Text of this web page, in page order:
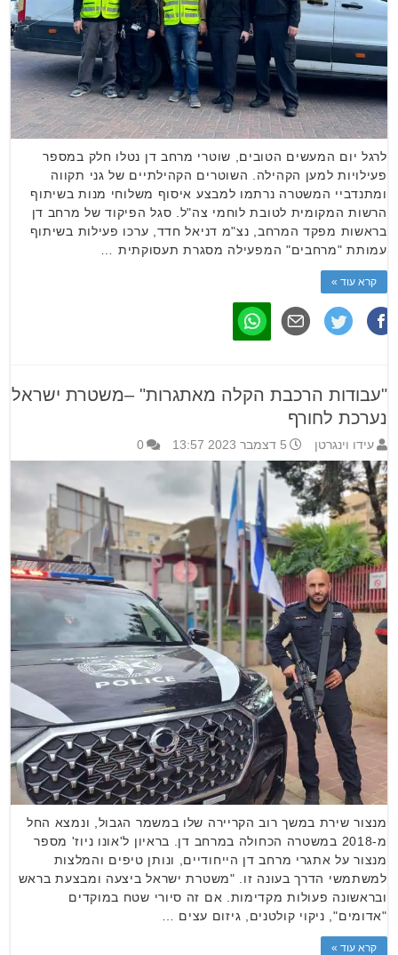
לרגל יום המעשים הטובים, שוטרי מרחב דן נטלו חלק במספר
פעילויות למען הקהילה. השוטרים הקהילתיים של גני תקווה
ומתנדביי המשטרה נרתמו למבצע איסוף משלוחי מנות בשיתוף
הרשות המקומית לטובת לוחמי צה"ל. סגל הפיקוד של מרחב דן
בראשות מפקד המרחב, נצ"מ דניאל חדד, ערכו פעילות בשיתוף
עמותת "מרחבים" המפעילה מסגרת תעסוקתית …
קרא עוד »
"עבודות הרכבת הקלה מאתגרות" –משטרת ישראל
נערכת לחורף
עידו וינגרטן 5 דצמבר 2023 13:57 0
מנצור שירת במשך רוב הקריירה שלו במשמר הגבול, ונמצא החל
מ-2018 במשטרה הכחולה במרחב דן. בראיון ל'אונו ניוז' מספר
מנצור על אתגרי מרחב דן הייחודיים, ונותן טיפים והמלצות
למשתמשי הדרך בעונה זו. "משטרת ישראל ביצעה ומבצעת בראש
ובראשונה פעולות מקדימות. אם זה סיורי שטח במוקדים
"אדומים", ניקוי קולטנים, גיזום עצים …
קרא עוד »